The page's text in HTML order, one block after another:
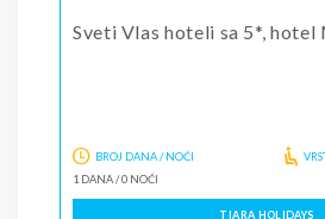
Sveti Vlas hoteli sa 5*,
BROJ DANA / NOĆI
1 DANA/0 NOĆI
TIARA HOLIDAYS